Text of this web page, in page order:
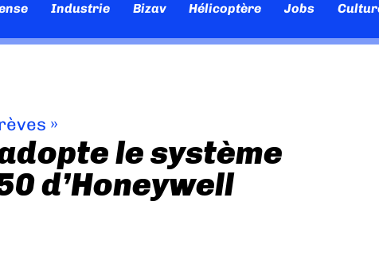
Industrie Bizav Hélicoptère Jobs
»
le système
d’Honeywell